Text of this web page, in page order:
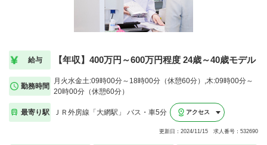
給与 【年収】400万円～600万円程度 24歳～40歳モデル
勤務時間
月火水金土:09時00分～18時00分（休憩60分）,木:09時00分～
20時00分（休憩60分）
最寄り駅 ＪＲ外房線「大網駅」 バス・車5分 アクセス
更新日：2024/11/15 求人番号：532690